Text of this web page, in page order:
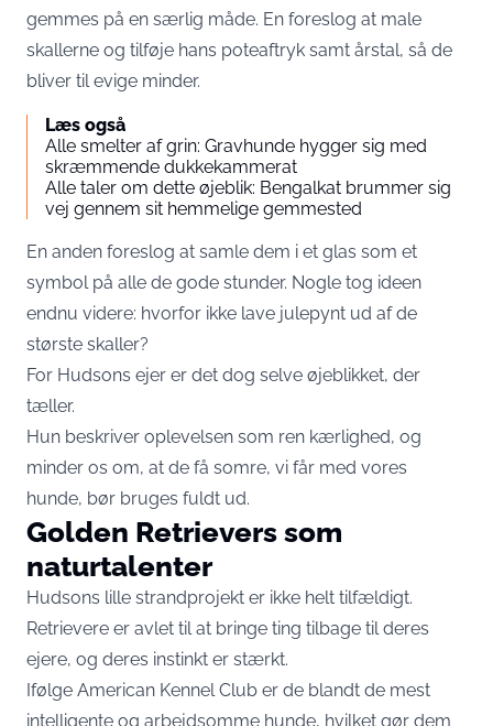
gemmes på en særlig måde. En foreslog at male
skallerne og tilføje hans poteaftryk samt årstal, så de
bliver til evige minder.
Læs også
Alle smelter af grin: Gravhunde hygger sig med
skræmmende dukkekammerat
Alle taler om dette øjeblik: Bengalkat brummer sig
vej gennem sit hemmelige gemmested
En anden foreslog at samle dem i et glas som et
symbol på alle de gode stunder. Nogle tog ideen
endnu videre: hvorfor ikke lave julepynt ud af de
største skaller?
For Hudsons ejer er det dog selve øjeblikket, der
tæller.
Hun beskriver oplevelsen som ren kærlighed, og
minder os om, at de få somre, vi får med vores
hunde, bør bruges fuldt ud.
Golden Retrievers som
naturtalenter
Hudsons lille strandprojekt er ikke helt tilfældigt.
Retrievere er avlet til at bringe ting tilbage til deres
ejere, og deres instinkt er stærkt.
Ifølge American Kennel Club er de blandt de mest
intelligente og arbejdsomme hunde, hvilket gør dem